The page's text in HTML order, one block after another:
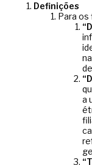
Definições
Para os
a